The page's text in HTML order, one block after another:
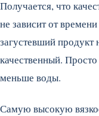
Получается, что
не зависит от
загустевший продукт
качественный.
меньше воды.
Самую высокую